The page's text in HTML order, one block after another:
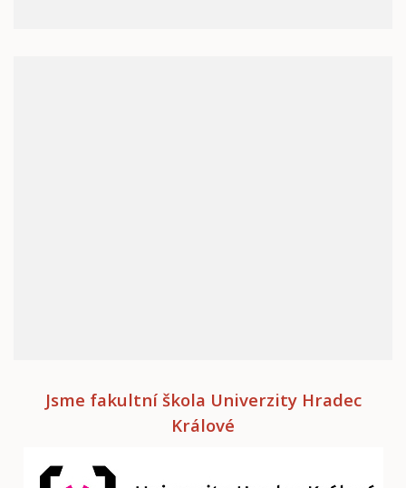
Jsme fakultní škola Univerzity Hradec
Králové